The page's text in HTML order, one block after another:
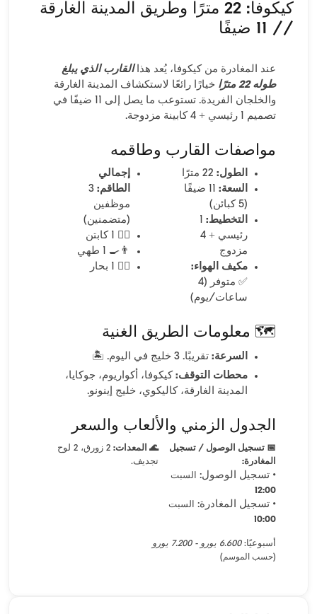
كيكوفا: 22 مترًا وطريق المدينة الغارقة
// 11 ضيفًا
عند المغادرة من كيكوفا، يُعد هذاالقارب الذي يبلغ
طوله 22 مترًا
خيارًا رائعًا لاستكشاف المدينة الغارقة
والخلجان الفريدة. تستوعب ما يصل إلى 11 ضيفًا في
تصميم 1 رئيسي + 4 كابينة مزدوجة.
مواصفات القارب وطاقمه
الطول:
السعة:
11 ضيفًا
(5 كبائن)
التخطيط: 1
رئيسي + 4
مزدوج
مكيف الهواء:
✅ متوفر (4
ساعات/يوم)
إجمالي
الطاقم: 3
موظفين
(متضمنين)
👨‍✈️ 1 كابتن
👨‍🍳 1 طهي
🧑‍✈️ 1 بحار
🗺️ معلومات الطريق الغنية
السرعة: تقريبًا. 3 خليج في اليوم. 🏝️
محطات التوقف: كيكوفا، أكواريوم، جوكايا،
المدينة الغارقة، كاليكوي، خليج إينونو.
الجدول الزمني والألعاب والسعر
📅 تسجيل الوصول / تسجيل
المغادرة:
• تسجيل الوصول: السبت
12:00
• تسجيل المغادرة: السبت
10:00
🌊 المعدات:
2 زورق، 2 لوح
تجديف.
أسبوعيًا:6.600 يورو - 7.200 يورو
(حسب الموسم)